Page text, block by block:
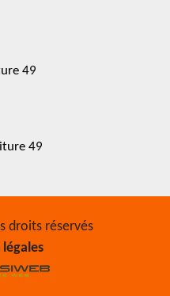
49
49
droits réservés